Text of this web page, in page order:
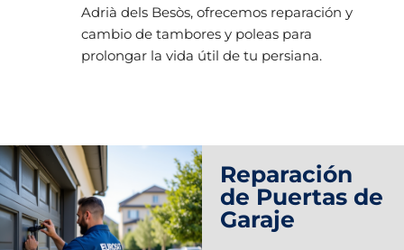
Adrià dels Besòs, ofrecemos reparación y
cambio de tambores y poleas para
prolongar la vida útil de tu persiana.
Reparación
de Puertas de
Garaje